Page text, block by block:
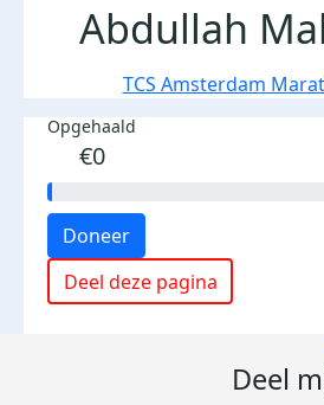
Abdullah
TCS Amsterdam
Opgehaald
€0
Doneer
Deel deze pagina
Deel